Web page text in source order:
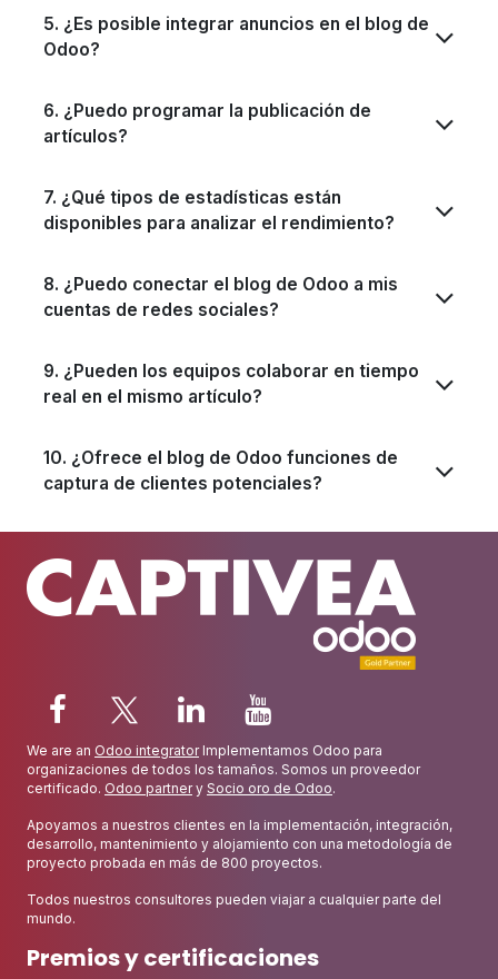
5. ¿Es posible integrar anuncios en el blog de
Odoo?
6. ¿Puedo programar la publicación de
artículos?
7. ¿Qué tipos de estadísticas están
disponibles para analizar el rendimiento?
8. ¿Puedo conectar el blog de Odoo a mis
cuentas de redes sociales?
9. ¿Pueden los equipos colaborar en tiempo
real en el mismo artículo?
10. ¿Ofrece el blog de Odoo funciones de
captura de clientes potenciales?
We are an Odoo integratorImplementamos Odoo para
organizaciones de todos los tamaños. Somos un proveedor
certificado. Odoo partnery Socio oro de Odoo.
Apoyamos a nuestros clientes en la implementación, integración,
desarrollo, mantenimiento y alojamiento con una metodología de
proyecto probada en más de 800 proyectos.
Todos nuestros consultores pueden viajar a cualquier parte del
mundo.
Premios y certificaciones